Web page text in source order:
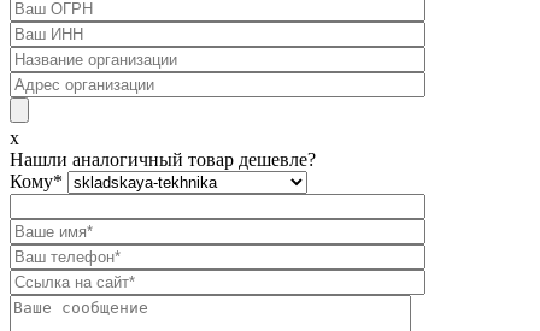
x
Нашли аналогичный товар дешевле?
Кому*